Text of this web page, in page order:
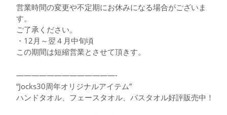
営業時間の変更や不定期にお休みになる場合がございま
す。
ご了承ください。
・12月～翌４月中旬頃
この期間は短縮営業とさせて頂きす。
—————————————-
“Jocks30周年オリジナルアイテム”
ハンドタオル、フェースタオル、バスタオル好評販売中！